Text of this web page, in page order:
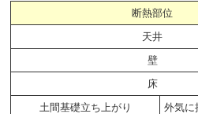
断熱部位
天井
壁
床
土間基礎立ち上がり
外気に